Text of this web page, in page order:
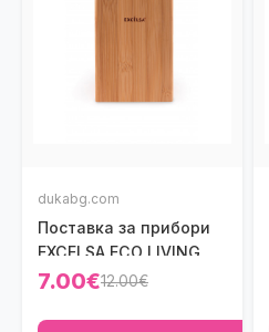
dukabg.com
Поставка за прибори
EXCELSA ECO LIVING
7.00€12.00€